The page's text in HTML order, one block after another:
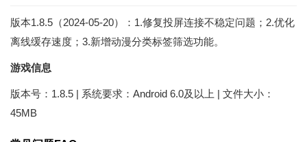
版本1.8.5（2024-05-20）：1.修复投屏连接不稳定问题；2.优化
离线缓存速度；3.新增动漫分类标签筛选功能。
游戏信息
版本号：1.8.5 | 系统要求：Android 6.0及以上 | 文件大小：
45MB